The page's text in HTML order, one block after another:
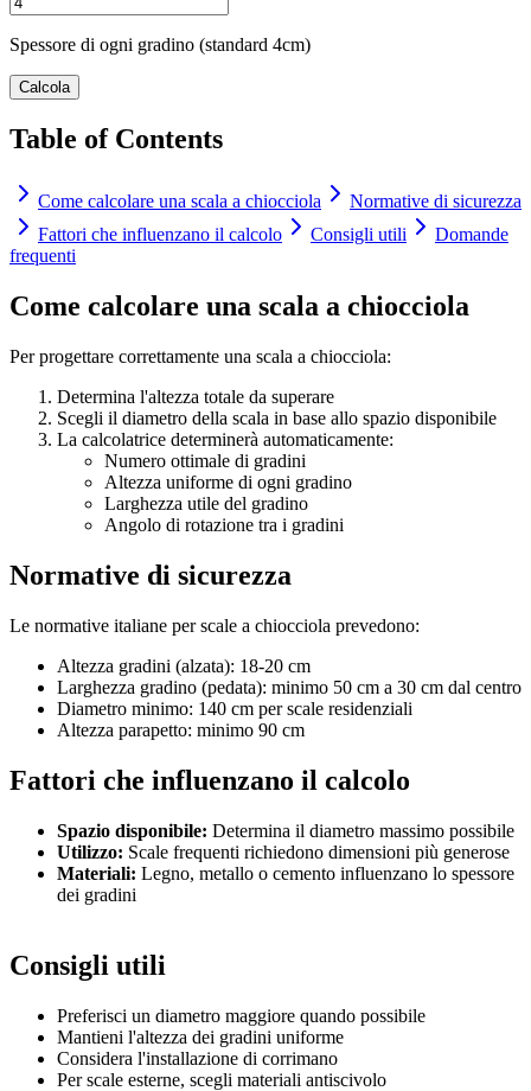
Spessore di ogni gradino (standard 4cm)
Calcola
Table of Contents
Come calcolare una scala a chiocciola
Normative di sicurezza
Fattori che influenzano il calcolo
Consigli utili
Domande
frequenti
Come calcolare una scala a chiocciola
Per progettare correttamente una scala a chiocciola:
Determina l'altezza totale da superare
Scegli il diametro della scala in base allo spazio disponibile
La calcolatrice determinerà automaticamente:
Numero ottimale di gradini
Altezza uniforme di ogni gradino
Larghezza utile del gradino
Angolo di rotazione tra i gradini
Normative di sicurezza
Le normative italiane per scale a chiocciola prevedono:
Altezza gradini (alzata): 18-20 cm
Larghezza gradino (pedata): minimo 50 cm a 30 cm dal centro
Diametro minimo: 140 cm per scale residenziali
Altezza parapetto: minimo 90 cm
Fattori che influenzano il calcolo
Spazio disponibile: Determina il diametro massimo possibile
Utilizzo: Scale frequenti richiedono dimensioni più generose
Materiali: Legno, metallo o cemento influenzano lo spessore
dei gradini
Consigli utili
Preferisci un diametro maggiore quando possibile
Mantieni l'altezza dei gradini uniforme
Considera l'installazione di corrimano
Per scale esterne, scegli materiali antiscivolo